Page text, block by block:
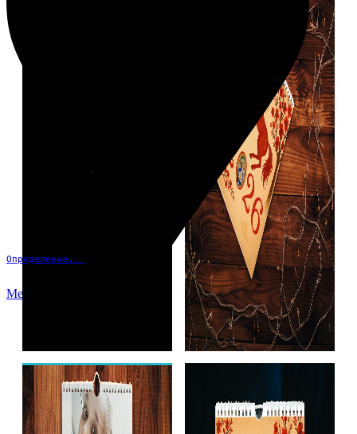
Определение...
Меню